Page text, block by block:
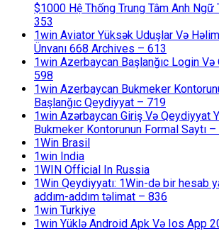
$1000 Hệ Thống Trung Tâm Anh Ngữ
353
1win Aviator Yüksək Uduşlar Və
Ünvanı 668 Archives – 613
1win Azerbaycan Başlanğıc Login
598
1win Azerbaycan Bukmeker
Başlanğıc Qeydiyyat – 719
1win Azərbaycan Giriş Və Qeydiyyat
Bukmeker Kontorunun Formal Saytı
1Win Brasil
1win India
1WIN Official In Russia
1Win Qeydiyyatı: 1Win-də bir hesab
addım-addım təlimat – 836
1win Turkiye
1win Yüklə Android Apk Və Ios App